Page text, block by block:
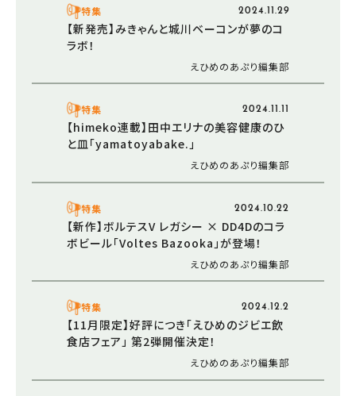
特集 2024.11.29
【新発売】みきゃんと城川ベーコンが夢のコ
ラボ！
えひめのあぷり編集部
特集 2024.11.11
【himeko連載】田中エリナの美容健康のひ
と皿「yamatoyabake.」
えひめのあぷり編集部
特集 2024.10.22
【新作】ボルテスV レガシー × DD4Dのコラ
ボビール「Voltes Bazooka」が登場！
えひめのあぷり編集部
特集 2024.12.2
【11月限定】好評につき「えひめのジビエ飲
食店フェア」 第2弾開催決定！
えひめのあぷり編集部